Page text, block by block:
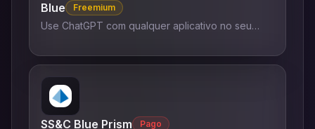
Blue Freemium
Use ChatGPT com qualquer aplicativo no seu
SS&C Blue Prism Pago